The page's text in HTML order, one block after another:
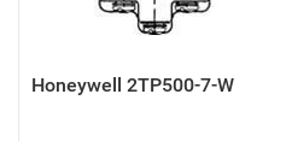
Honeywell 2TP500-7-W